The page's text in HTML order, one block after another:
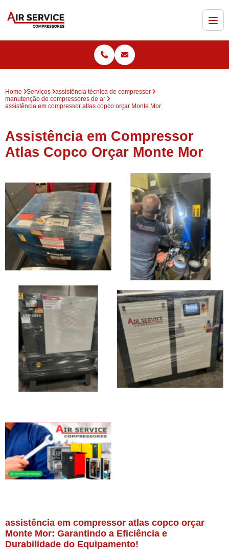
Home Serviços
assistência técnica de compressor
manutenção de compressores de ar
assistência em compressor atlas copco orçar Monte Mor
Assistência em Compressor
Atlas Copco Orçar Monte Mor
assistência em compressor atlas copco orçar
Monte Mor: Garantindo a Eficiência e
Durabilidade do Equipamento!